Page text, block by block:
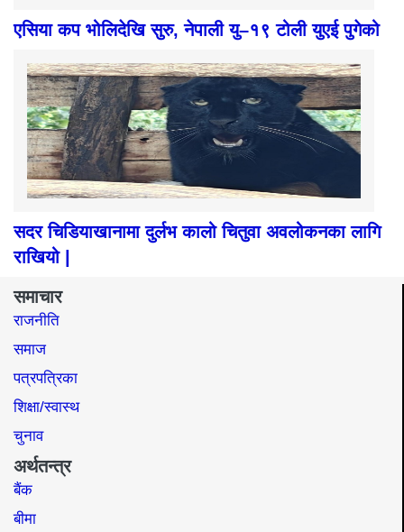
एसिया कप भोलिदेखि सुरु, नेपाली यु–१९ टोली युएई पुगेको
सदर चिडियाखानामा दुर्लभ कालो चितुवा अवलोकनका लागि
राखियो |
समाचार
राजनीति
समाज​
पत्रपत्रिका
शिक्षा/स्वास्थ
चुनाव
अर्थतन्त्र
बैंक
बीमा